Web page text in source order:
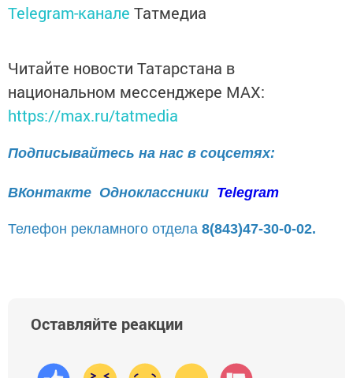
Telegram-канале Татмедиа
Читайте новости Татарстана в
национальном мессенджере MАХ:
https://max.ru/tatmedia
Подписывайтесь на нас в соцсетях:
ВКонтакте Одноклассники Telegram
Телефон рекламного отдела 8(843)47-30-0-02.
Оставляйте реакции